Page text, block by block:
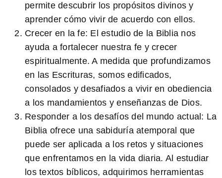
permite descubrir los propósitos divinos y
aprender cómo vivir de acuerdo con ellos.
Crecer en la fe: El estudio de la Biblia nos
ayuda a fortalecer nuestra fe y crecer
espiritualmente. A medida que profundizamos
en las Escrituras, somos edificados,
consolados y desafiados a vivir en obediencia
a los mandamientos y enseñanzas de Dios.
Responder a los desafíos del mundo actual: La
Biblia ofrece una sabiduría atemporal que
puede ser aplicada a los retos y situaciones
que enfrentamos en la vida diaria. Al estudiar
los textos bíblicos, adquirimos herramientas